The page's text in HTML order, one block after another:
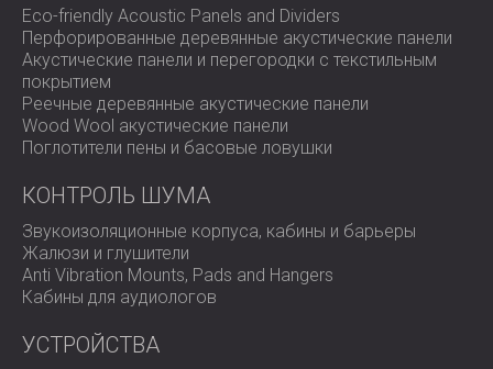
Интеллектуальная акустика для
современных помещений
Система Smart Sound Masking обеспечивает
расширенное управление, адаптивную точность и
комфортную и продуктивную среду. Она сочетает в
себе акустическую инженерию и цифровой интеллект,
превращая звук в невидимый слой комфорта.
Обратитесь в компанию DECIBEL сегодня
разработать решение по маскировке звука,
Eco-friendly Acoustic Panels and Dividers
Перфорированные деревянные акустические панели
Акустические панели и перегородки с текстильным
покрытием
Реечные деревянные акустические панели
Wood Wool акустические панели
Поглотители пены и басовые ловушки
КОНТРОЛЬ ШУМА
Звукоизоляционные корпуса, кабины и барьеры
Жалюзи и глушители
Anti Vibration Mounts, Pads and Hangers
Кабины для аудиологов
УСТРОЙСТВА